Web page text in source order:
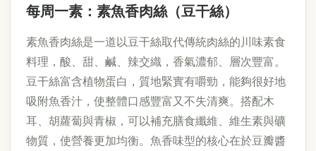
每周一素：素魚香肉絲（豆干絲）
素魚香肉絲是一道以豆干絲取代傳統肉絲的川味素食
料理，酸、甜、鹹、辣交織，香氣濃郁、層次豐富。
豆干絲富含植物蛋白，質地緊實有嚼勁，能夠很好地
吸附魚香汁，使整體口感豐富又不失清爽。搭配木
耳、胡蘿蔔與青椒，可以補充膳食纖維、維生素與礦
物質，使營養更加均衡。魚香味型的核心在於豆瓣醬